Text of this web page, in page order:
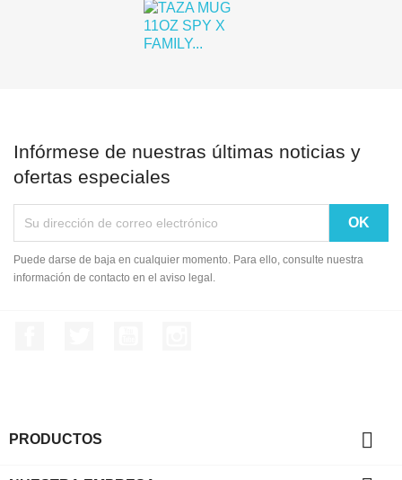
Infórmese de nuestras últimas noticias y
ofertas especiales
Puede darse de baja en cualquier momento. Para ello, consulte nuestra
información de contacto en el aviso legal.
PRODUCTOS 